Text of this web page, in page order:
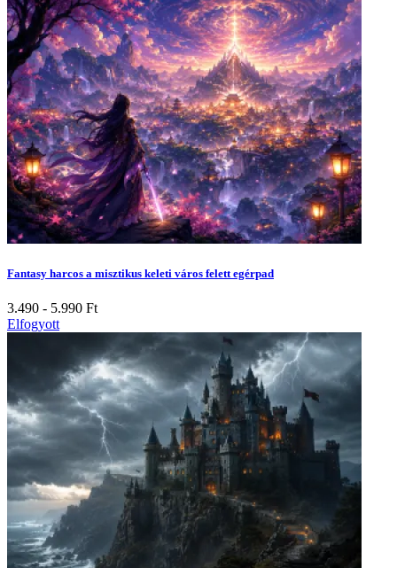
Fantasy harcos a misztikus keleti város felett egérpad
3.490 - 5.990 Ft
Elfogyott